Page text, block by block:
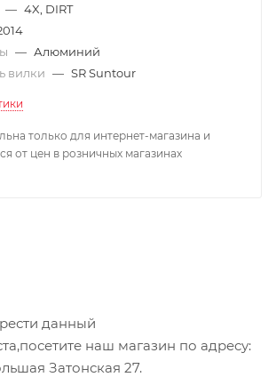
— 4X, DIRT
— Алюминий
вилки — SR Suntour
только для интернет-магазина и
от цен в розничных магазинах
данный
наш магазин по адресу:
Затонская 27.